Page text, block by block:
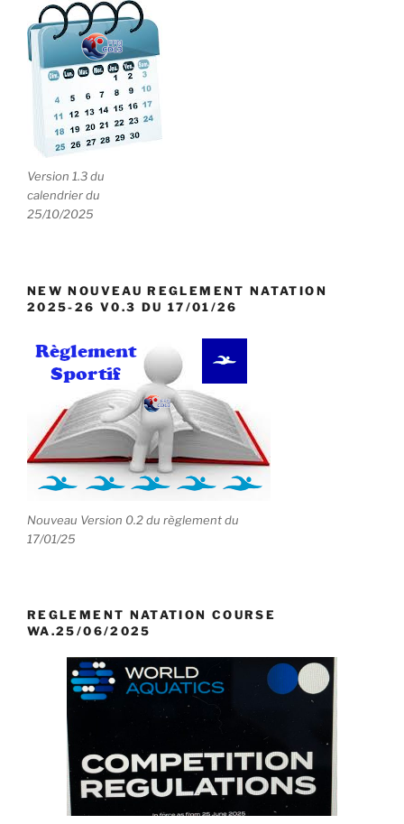
Version 1.3 du
calendrier du
25/10/2025
NEW NOUVEAU REGLEMENT NATATION
2025-26 V0.3 DU 17/01/26
Nouveau Version 0.2 du règlement du
17/01/25
REGLEMENT NATATION COURSE
WA.25/06/2025